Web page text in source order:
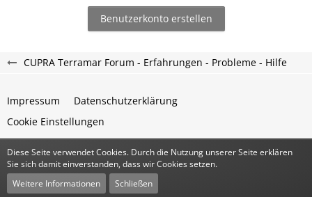
Benutzerkonto erstellen
CUPRA Terramar Forum - Erfahrungen - Probleme - Hilfe
Impressum
Datenschutzerklärung
Cookie Einstellungen
Community-Software:WoltLab Suite™
Stil:Classicvon
Diese Seite verwendet Cookies. Durch die Nutzung unserer Seite erklären
Sie sich damit einverstanden, dass wir Cookies setzen.
Weitere Informationen
Schließen